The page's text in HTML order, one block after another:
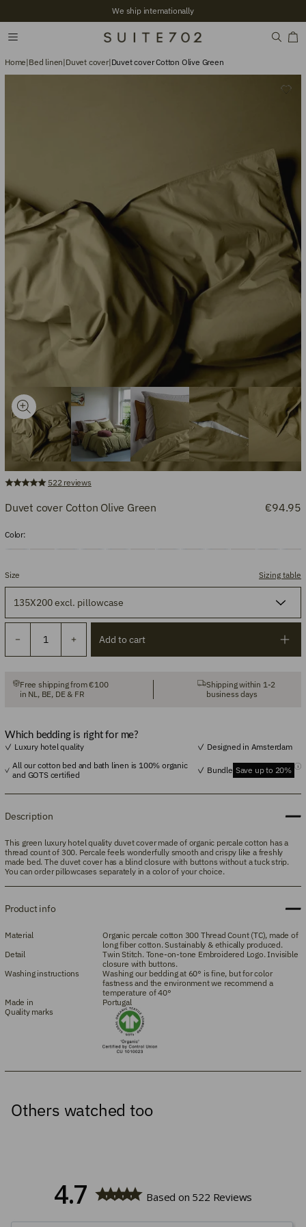
We ship internationally
Home|Bed linen|Duvet cover|Duvet cover Cotton Olive Green
522 reviews
Duvet cover Cotton Olive Green €94.95
Color:
Size Sizing table
Add to cart
Free shipping from €100
in NL, BE, DE & FR
Shipping within 1-2
business days
Which bedding is right for me?
Luxury hotel quality
Designed in Amsterdam
All our cotton bed and bath linen is 100% organic
and GOTS certified
Bundle Save up to 20%
Description
This green luxury hotel quality duvet cover made of organic percale cotton has a
thread count of 300. Percale feels wonderfully smooth and crispy like a freshly
made bed. The duvet cover has a blind closure with buttons without a tuck strip.
You can orderpillowcases separately in a color of your choice.
Product info
Material
Organic percale cotton 300 Thread Count (TC), made of
long fiber cotton. Sustainably & ethically produced.
Detail
Twin Stitch. Tone-on-tone Embroidered Logo. Invisible
closure with buttons.
Washing instructions
Washing our bedding at 60° is fine, but for color
fastness and the environment we recommend a
temperature of 40°
Made in
Portugal
Quality marks
Others watched too
4.7 Based on 522 Reviews